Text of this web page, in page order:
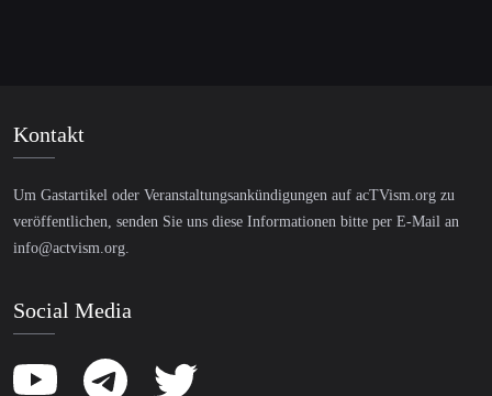
Kontakt
Um Gastartikel oder Veranstaltungsankündigungen auf acTVism.org zu
veröffentlichen, senden Sie uns diese Informationen bitte per E-Mail an
info@actvism.org.
Social Media